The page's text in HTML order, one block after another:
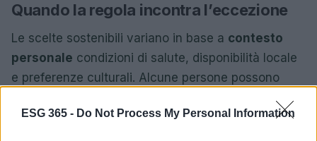
ESG 365 - Do Not Process My Personal Information
Quando la regola incontra l’eccezione
Le scelte sostenibili variano in base a contesto
personale condizioni di salute, disponibilità locale
e preferenze culturali. Alcune persone possono
micronutrienti, altre devono gestire allergie o